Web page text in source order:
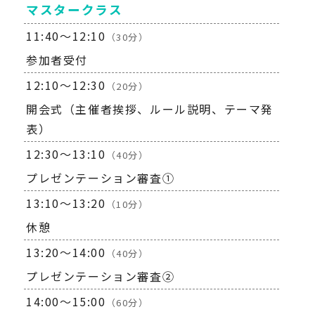
マスタークラス
11:40～12:10 （30分）
参加者受付
12:10～12:30 （20分）
開会式（主催者挨拶、ルール説明、テーマ発
表）
12:30～13:10 （40分）
プレゼンテーション審査➀
13:10～13:20 （10分）
休憩
13:20～14:00 （40分）
プレゼンテーション審査②
14:00～15:00 （60分）